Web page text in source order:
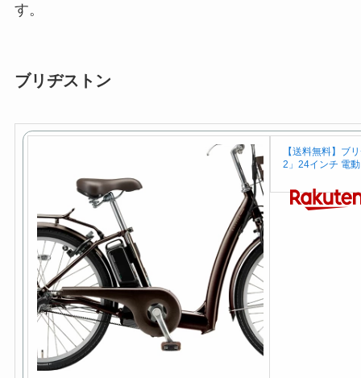
す。
ブリヂストン
【送料無料】ブ
2」24インチ 電